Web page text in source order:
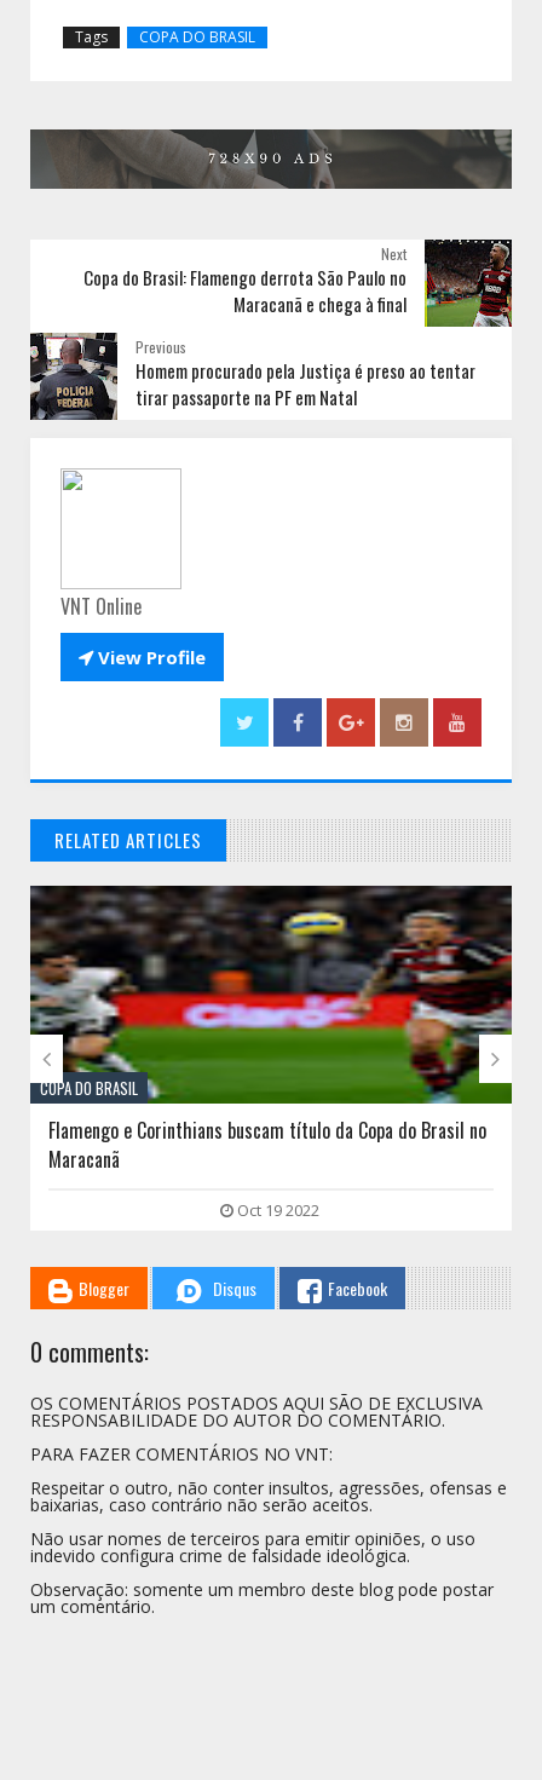
Tags COPA DO BRASIL
Next
Copa do Brasil: Flamengo derrota São Paulo no
Maracanã e chega à final
Previous
Homem procurado pela Justiça é preso ao tentar
tirar passaporte na PF em Natal
VNT Online
View Profile
RELATED ARTICLES
// THATS WHAT YOU MIGHT BE LOOKING FOR
COPA DO BRASIL
Flamengo e Corinthians buscam título da Copa do Brasil no
Maracanã
Oct 19 2022
 
Blogger Disqus Facebook
0 comments:
OS COMENTÁRIOS POSTADOS AQUI SÃO DE EXCLUSIVA
RESPONSABILIDADE DO AUTOR DO COMENTÁRIO.
PARA FAZER COMENTÁRIOS NO VNT:
Respeitar o outro, não conter insultos, agressões, ofensas e
baixarias, caso contrário não serão aceitos.
Não usar nomes de terceiros para emitir opiniões, o uso
indevido configura crime de falsidade ideológica.
Observação: somente um membro deste blog pode postar
um comentário.